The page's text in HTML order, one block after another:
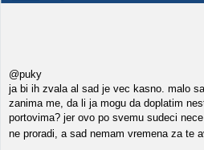
@puky
ja bi ih zvala al sad je vec kasno. malo
zanima me, da li ja mogu da doplatim
portovima? jer ovo po svemu sudeci
ne proradi, a sad nemam vremena za te